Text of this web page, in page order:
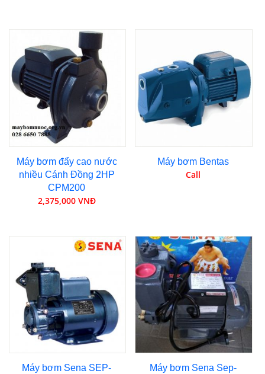
Máy bơm đẩy cao nước
nhiều Cánh Đồng 2HP
CPM200
2,375,000 VNĐ
Máy bơm Bentas
Call
Máy bơm Sena SEP- Máy bơm Sena Sep-